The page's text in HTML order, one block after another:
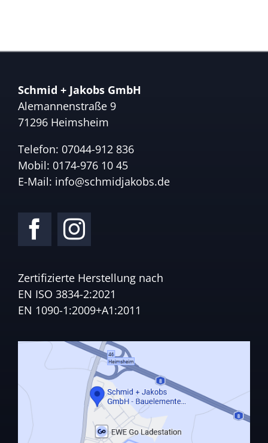
Schmid + Jakobs GmbH
Alemannenstraße 9
71296 Heimsheim
Telefon: 07044-912 836
Mobil: 0174-976 10 45
E-Mail: info@schmidjakobs.de
Zertifizierte Herstellung nach
EN ISO 3834-2:2021
EN 1090-1:2009+A1:2011